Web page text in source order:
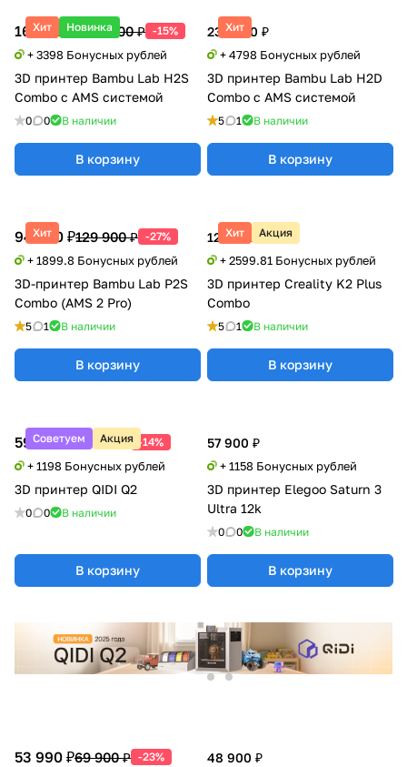
Хит Новинка
169 900 ₽199 500 ₽ -15%
+ 3398 Бонусных рублей
3D принтер Bambu Lab H2S
Combo с AMS системой
0 0 В наличии
В корзину
Хит
239 900 ₽
+ 4798 Бонусных рублей
3D принтер Bambu Lab H2D
Combo с AMS системой
5 1 В наличии
В корзину
Хит Акция
129 990 ₽
+ 2599.81 Бонусных рублей
3D принтер Creality K2 Plus
Combo
5 1 В наличии
В корзину
Советуем Акция
59 900 ₽69 900 ₽ -14%
+ 1198 Бонусных рублей
3D принтер QIDI Q2
0 0 В наличии
В корзину
57 900 ₽
+ 1158 Бонусных рублей
3D принтер Elegoo Saturn 3
Ultra 12k
0 0 В наличии
В корзину
53 990 ₽69 900 ₽ -23% 48 900 ₽
Хит
94 990 ₽129 900 ₽ -27%
+ 1899.8 Бонусных рублей
3D-принтер Bambu Lab P2S
Combo (AMS 2 Pro)
5 1 В наличии
В корзину